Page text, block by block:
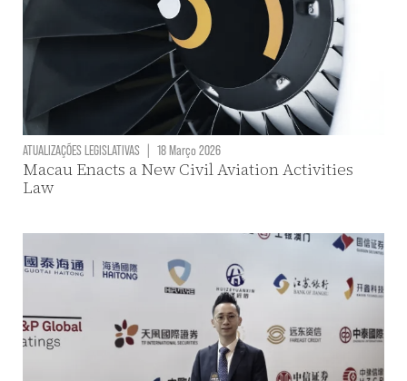
ATUALIZAÇÕES LEGISLATIVAS | 18 Março 2026
Macau Enacts a New Civil Aviation Activities
Law